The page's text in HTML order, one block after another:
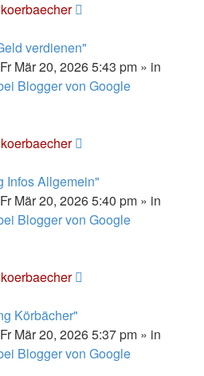
verdienen"
Fr Mär 20, 2026 5:43 pm » in
Blogger von Google
Infos Allgemein"
Fr Mär 20, 2026 5:40 pm » in
Blogger von Google
Körbächer"
Fr Mär 20, 2026 5:37 pm » in
Blogger von Google